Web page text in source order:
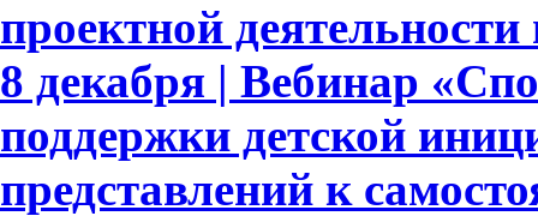
проектной
8 декабря | Вебинар
поддержки детской
представлений к